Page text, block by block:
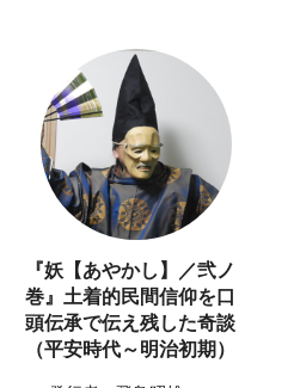
『妖【あやかし】／弐ノ
巻』土着的民間信仰を口
頭伝承で伝え残した奇談
（平安時代～明治初期）